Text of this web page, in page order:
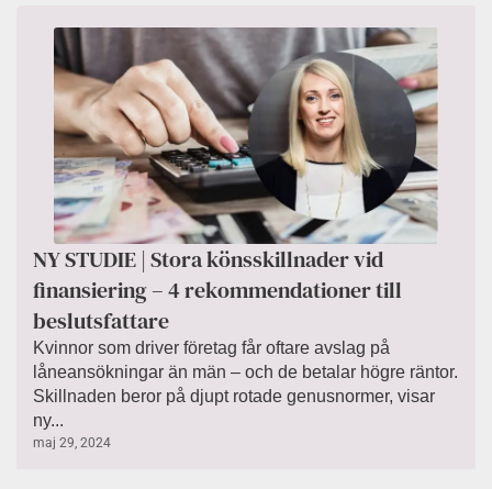
NY STUDIE | Stora könsskillnader vid
finansiering – 4 rekommendationer till
beslutsfattare
Kvinnor som driver företag får oftare avslag på
låneansökningar än män – och de betalar högre räntor.
Skillnaden beror på djupt rotade genusnormer, visar
ny...
maj 29, 2024